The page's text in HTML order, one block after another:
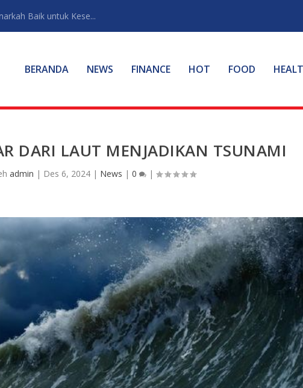
Baik untuk Kese...
BERANDA NEWS FINANCE HOT FOOD
DARI LAUT MENJADIKAN TSUNAMI
admin | Des 6, 2024 | News |0 |